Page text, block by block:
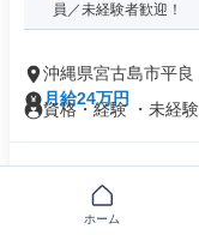
員／未経験者歓迎！
沖縄県宮古島市平良
月給24万円
資格・経験 ・未経
ホーム